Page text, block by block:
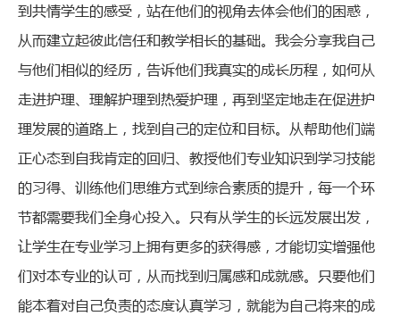
到共情学生的感受，站在他们的视角去体会他们的困惑，
从而建立起彼此信任和教学相长的基础。我会分享我自己
与他们相似的经历，告诉他们我真实的成长历程，如何从
走进护理、理解护理到热爱护理，再到坚定地走在促进护
理发展的道路上，找到自己的定位和目标。从帮助他们端
正心态到自我肯定的回归、教授他们专业知识到学习技能
的习得、训练他们思维方式到综合素质的提升，每一个环
节都需要我们全身心投入。只有从学生的长远发展出发，
让学生在专业学习上拥有更多的获得感，才能切实增强他
们对本专业的认可，从而找到归属感和成就感。只要他们
能本着对自己负责的态度认真学习，就能为自己将来的成